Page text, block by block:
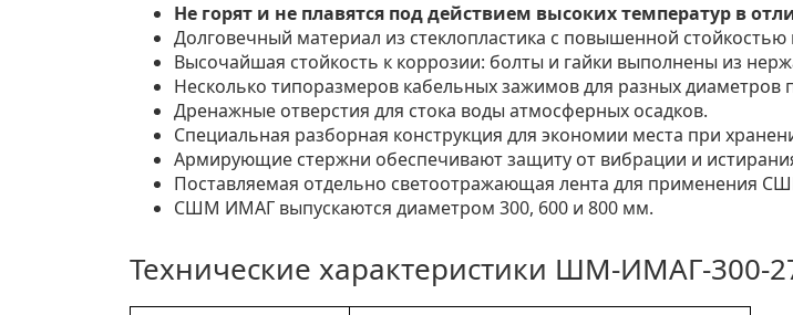
Не горят и не плавятся под действием высоких температур в
Долговечный материал из стеклопластика с повышенной
Высочайшая стойкость к коррозии: болты и гайки выполнены из
Несколько типоразмеров кабельных зажимов для разных диаметров
Дренажные отверстия для стока воды атмосферных осадков.
Специальная разборная конструкция для экономии места при
Армирующие стержни обеспечивают защиту от вибрации и
Поставляемая отдельно светоотражающая лента для применения
СШМ ИМАГ выпускаются диаметром 300, 600 и 800 мм.
Технические характеристики ШМ-ИМАГ-300-